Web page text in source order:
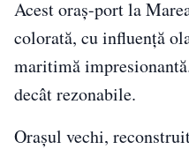
Acest oraș-port la
colorată, cu influență
maritimă
decât rezonabile.
Orașul vechi,